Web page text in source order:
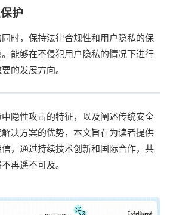
护
时，保持法律合规性和用户隐私的保
能够在不侵犯用户隐私的情况下进行
的发展方向。
隐性攻击的特征，以及阐述传统安全
决方案的优势，本文旨在为读者提供
，通过持续技术创新和国际合作，共
再遥不可及。